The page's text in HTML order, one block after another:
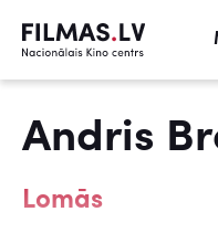
Andris
Lomās